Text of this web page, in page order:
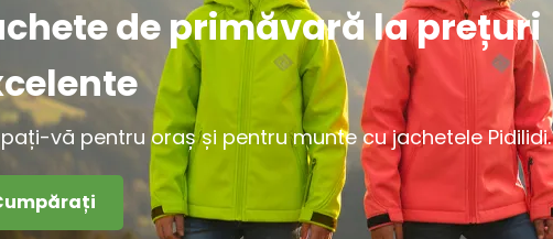
de primăvară la prețuri
vă pentru oraș și pentru munte cu jachetele Pidilidi.